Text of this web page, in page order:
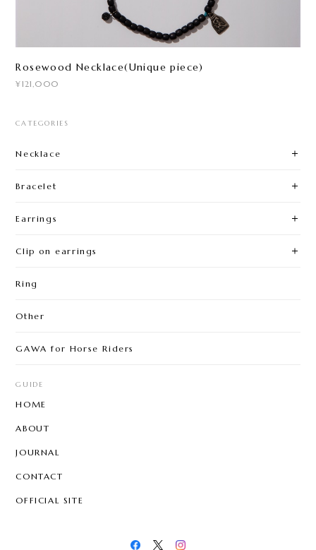
Rosewood Necklace(Unique piece)
¥121,000
CATEGORIES
Necklace
Bracelet
Earrings
Clip on earrings
Ring
Other
GAWA for Horse Riders
GUIDE
HOME
ABOUT
JOURNAL
CONTACT
OFFICIAL SITE